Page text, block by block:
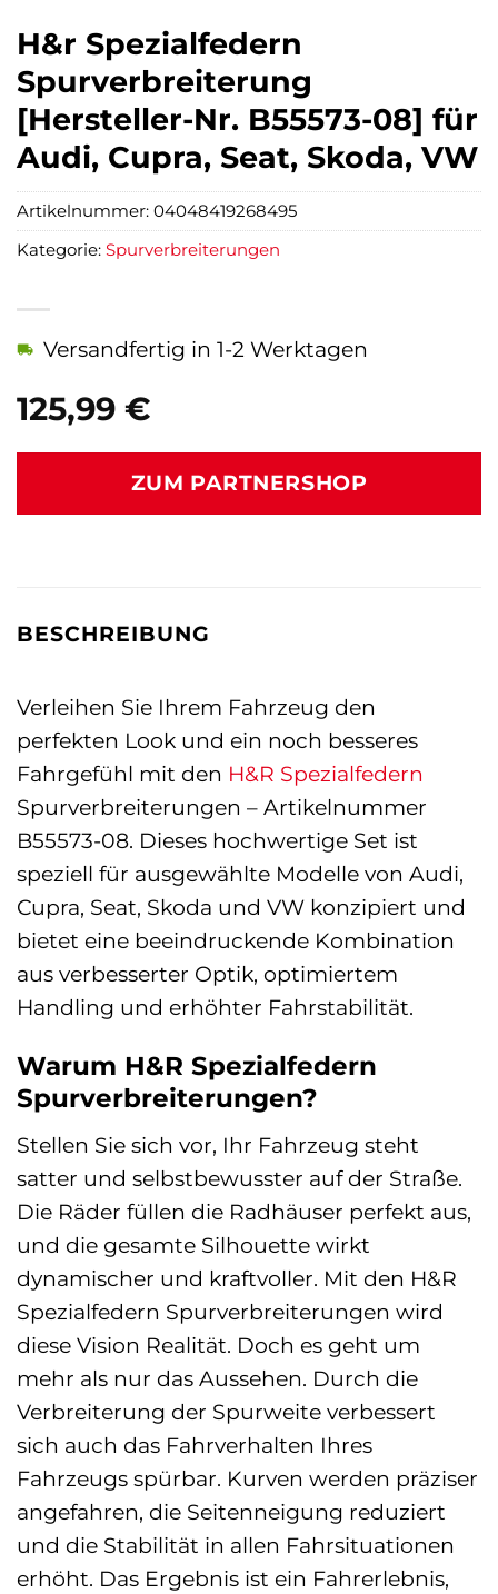
H&r Spezialfedern
Spurverbreiterung
[Hersteller-Nr. B55573-08] für
Audi, Cupra, Seat, Skoda, VW
125,99 €
Versandfertig in 1-2 Werktagen
ZUM PARTNERSHOP
Artikelnummer: 04048419268495
Kategorie: Spurverbreiterungen
BESCHREIBUNG
Verleihen Sie Ihrem Fahrzeug den
perfekten Look und ein noch besseres
Fahrgefühl mit den H&R Spezialfedern
Spurverbreiterungen – Artikelnummer
B55573-08. Dieses hochwertige Set ist
speziell für ausgewählte Modelle von Audi,
Cupra, Seat, Skoda und VW konzipiert und
bietet eine beeindruckende Kombination
aus verbesserter Optik, optimiertem
Handling und erhöhter Fahrstabilität.
Warum H&R Spezialfedern
Spurverbreiterungen?
Stellen Sie sich vor, Ihr Fahrzeug steht
satter und selbstbewusster auf der Straße.
Die Räder füllen die Radhäuser perfekt aus,
und die gesamte Silhouette wirkt
dynamischer und kraftvoller. Mit den H&R
Spezialfedern Spurverbreiterungen wird
diese Vision Realität. Doch es geht um
mehr als nur das Aussehen. Durch die
Verbreiterung der Spurweite verbessert
sich auch das Fahrverhalten Ihres
Fahrzeugs spürbar. Kurven werden präziser
angefahren, die Seitenneigung reduziert
und die Stabilität in allen Fahrsituationen
erhöht. Das Ergebnis ist ein Fahrerlebnis,